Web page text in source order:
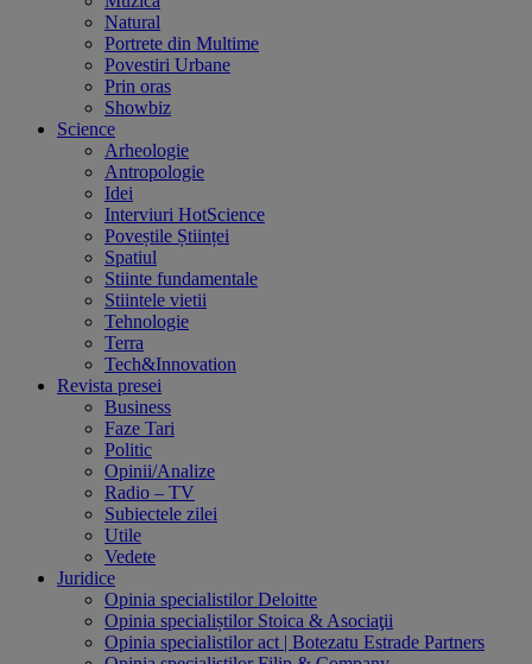
Natural
Portrete din Multime
Povestiri Urbane
Prin oras
Showbiz
Science
Arheologie
Antropologie
Idei
Interviuri HotScience
Poveștile Științei
Spatiul
Stiinte fundamentale
Stiintele vietii
Tehnologie
Terra
Tech&Innovation
Revista presei
Business
Faze Tari
Politic
Opinii/Analize
Radio – TV
Subiectele zilei
Utile
Vedete
Juridice
Opinia specialistilor Deloitte
Opinia specialiștilor Stoica & Asociaţii
Opinia specialistilor act | Botezatu Estrade Partners